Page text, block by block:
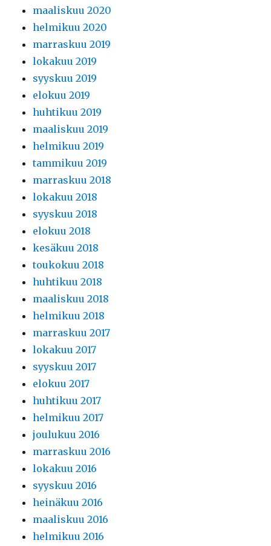
maaliskuu 2020
helmikuu 2020
marraskuu 2019
lokakuu 2019
syyskuu 2019
elokuu 2019
huhtikuu 2019
maaliskuu 2019
helmikuu 2019
tammikuu 2019
marraskuu 2018
lokakuu 2018
syyskuu 2018
elokuu 2018
kesäkuu 2018
toukokuu 2018
huhtikuu 2018
maaliskuu 2018
helmikuu 2018
marraskuu 2017
lokakuu 2017
syyskuu 2017
elokuu 2017
huhtikuu 2017
helmikuu 2017
joulukuu 2016
marraskuu 2016
lokakuu 2016
syyskuu 2016
heinäkuu 2016
maaliskuu 2016
helmikuu 2016